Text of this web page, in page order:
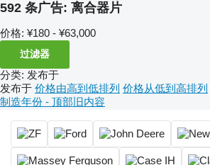
592 条广告: 离合器片
价格: ¥180 - ¥63,000
过滤器
分类: 发布于
发布于 价格由高到低排列 价格从低到高排列
制造年份 - 顶部旧内容